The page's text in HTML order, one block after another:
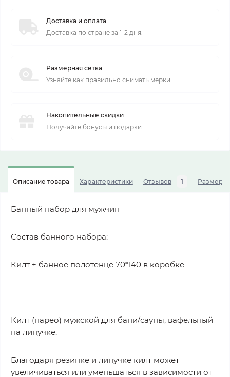
Доставка и оплата
Доставка по стране за 1-2 дня.
Размерная сетка
Узнайте как правильно снимать мерки
Накопительные скидки
Получайте бонусы и подарки
Описание товара Характеристики Отзывов 1
Банный набор для мужчин
Состав банного набора:
Килт + банное полотенце 70*140 в коробке
Килт (парео) мужской для бани/сауны, вафельный
на липучке.
Благодаря резинке и липучке килт может
увеличиваться или уменьшаться в зависимости от